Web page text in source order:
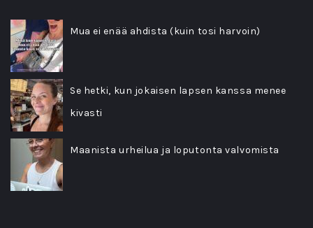
Mua ei enää ahdista (kuin tosi harvoin)
Se hetki, kun jokaisen lapsen kanssa menee
kivasti
Maanista urheilua ja loputonta valvomista